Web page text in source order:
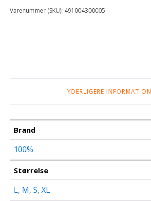
Varenummer (SKU): 491004300005
YDERLIGERE INFORMATION
Brand
100%
Størrelse
L, M, S, XL